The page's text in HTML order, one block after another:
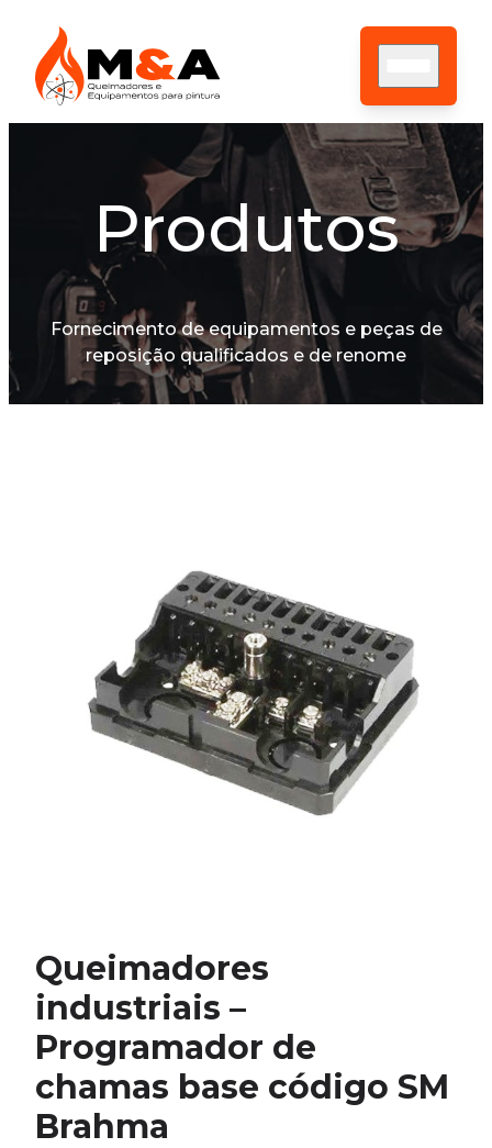
HOME
SOBRE NÓS
ASSISTÊNCIA TÉCNICA
PRODUTOS
CONTATO
BLOG
Produtos
Fornecimento de equipamentos e peças de
reposição qualificados e de renome
Queimadores
industriais –
Programador de
chamas base código SM
Brahma